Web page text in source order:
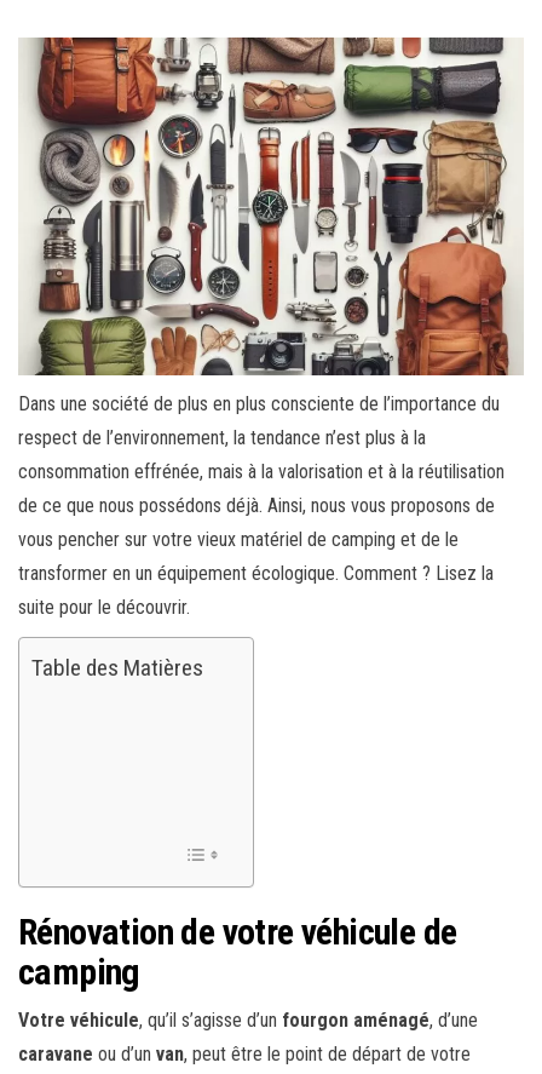
Dans une société de plus en plus consciente de l’importance du
respect de l’environnement, la tendance n’est plus à la
consommation effrénée, mais à la valorisation et à la réutilisation
de ce que nous possédons déjà. Ainsi, nous vous proposons de
vous pencher sur votre vieux matériel de camping et de le
transformer en un équipement écologique. Comment ? Lisez la
suite pour le découvrir.
Table des Matières
Rénovation de votre véhicule de
camping
Votre véhicule, qu’il s’agisse d’un fourgon aménagé, d’une
caravane ou d’un van, peut être le point de départ de votre